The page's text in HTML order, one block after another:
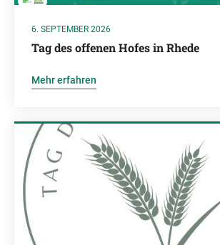
6. SEPTEMBER 2026
Tag des offenen Hofes in Rhede
Mehr erfahren